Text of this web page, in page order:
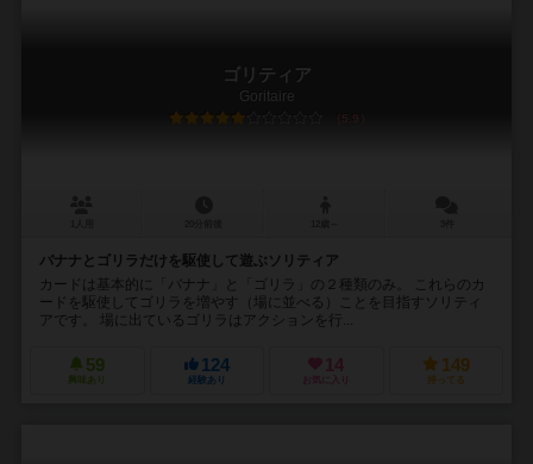
ゴリティア
Goritaire
5.9
バナナとゴリラだけを駆使して遊ぶソリティア
カードは基本的に「バナナ」と「ゴリラ」の２種類のみ。 これらのカ
ードを駆使してゴリラを増やす（場に並べる）ことを目指すソリティ
アです。 場に出ているゴリラはアクションを行...
59
興味あり
124
経験あり
14
お気に入り
149
持ってる